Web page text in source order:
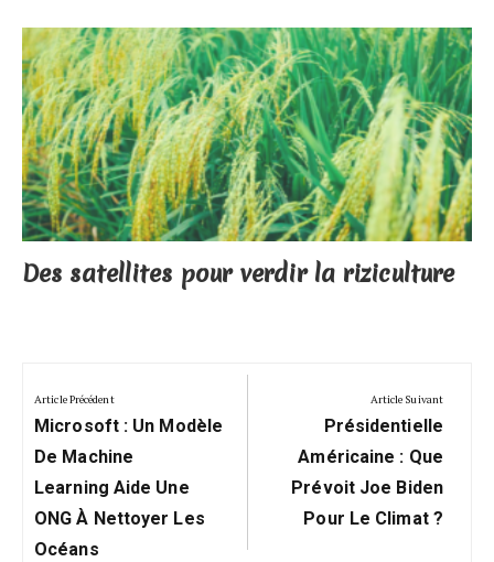
Des satellites pour verdir la riziculture
de
l’article
Article Précédent
Previous
Post:
Microsoft : Un Modèle
De Machine
Learning Aide Une
ONG À Nettoyer Les
Océans
Article Suivant
Next
Post:
Présidentielle
Américaine : Que
Prévoit Joe Biden
Pour Le Climat ?